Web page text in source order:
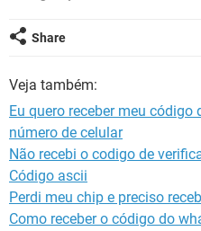
Share
Veja também:
Eu quero receber meu
número de celular
Não recebi o codigo de
Código ascii
Perdi meu chip e preciso
Como receber o código do